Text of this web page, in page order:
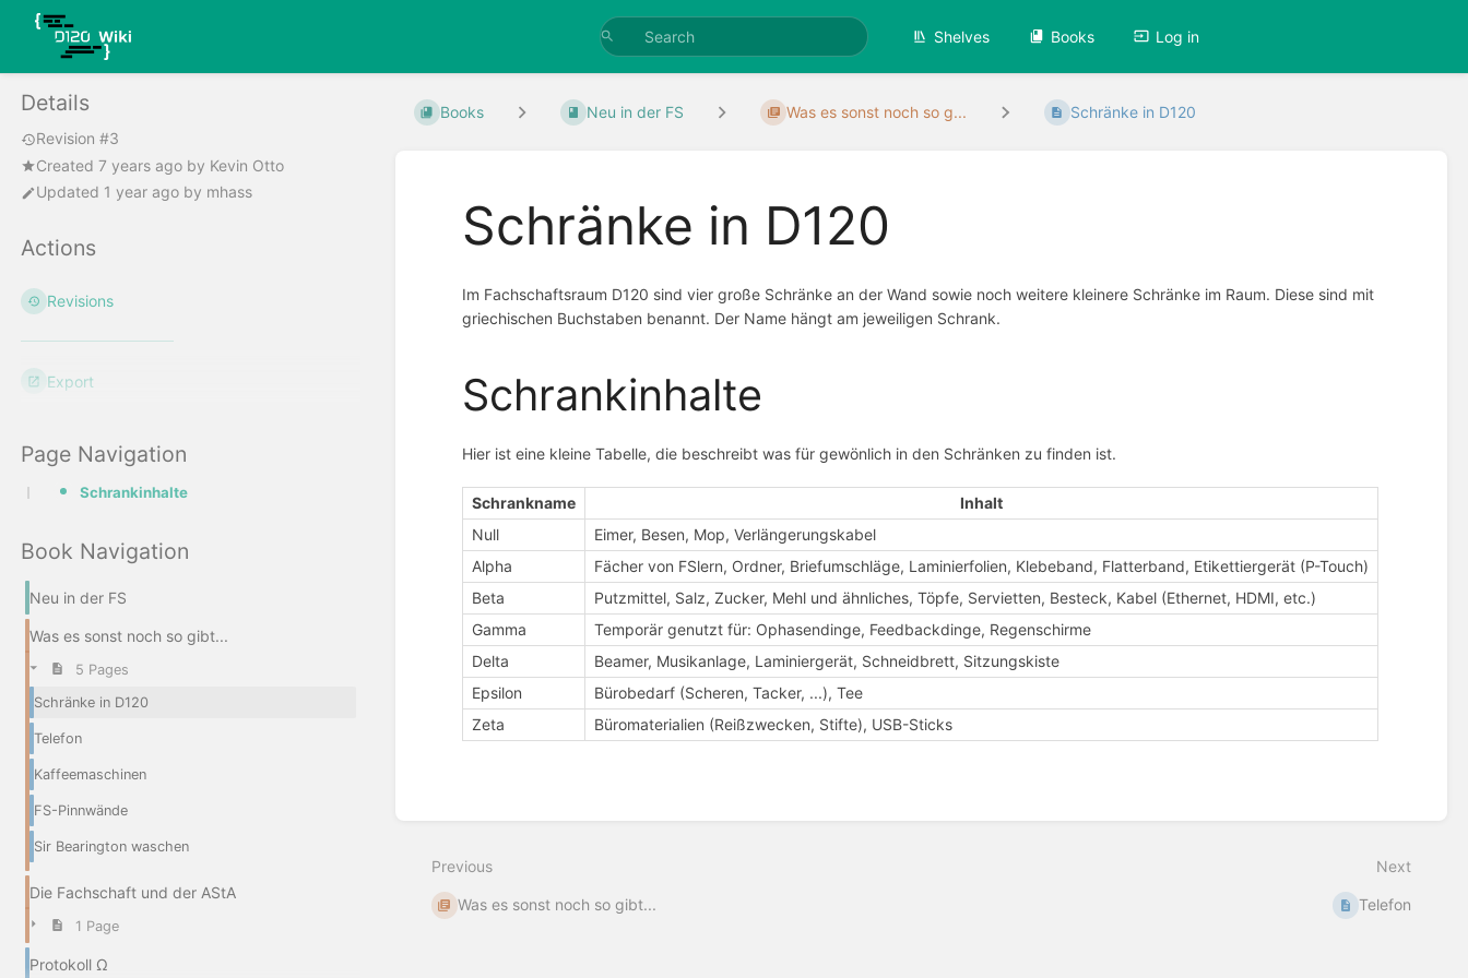
Shelves Books Log in
Details
Revision #3
Created 7 years ago by Kevin Otto
Updated 1 year ago by mhass
Actions
Revisions
Export
Page Navigation
Schrankinhalte
Book Navigation
Neu in der FS
Was es sonst noch so gibt...
5 Pages
Schränke in D120
Telefon
Kaffeemaschinen
FS-Pinnwände
Sir Bearington waschen
Die Fachschaft und der AStA
1 Page
Protokoll Ω
Books Neu in der FS Was es sonst noch so g... Schränke in D120
Schränke in D120
Im Fachschaftsraum D120 sind vier große Schränke an der Wand sowie noch weitere kleinere Schränke im Raum. Diese sind mit
griechischen Buchstaben benannt. Der Name hängt am jeweiligen Schrank.
Schrankinhalte
Hier ist eine kleine Tabelle, die beschreibt was für gewönlich in den Schränken zu finden ist.
Schrankname
Inhalt
Null
Eimer, Besen, Mop, Verlängerungskabel
Alpha
Fächer von FSlern, Ordner, Briefumschläge, Laminierfolien, Klebeband, Flatterband, Etikettiergerät (P-Touch)
Beta
Putzmittel, Salz, Zucker, Mehl und ähnliches, Töpfe, Servietten, Besteck, Kabel (Ethernet, HDMI, etc.)
Gamma
Temporär genutzt für: Ophasendinge, Feedbackdinge, Regenschirme
Delta
Beamer, Musikanlage, Laminiergerät, Schneidbrett, Sitzungskiste
Epsilon
Bürobedarf (Scheren, Tacker, ...), Tee
Zeta
Büromaterialien (Reißzwecken, Stifte), USB-Sticks
Previous
Was es sonst noch so gibt...
Next
Telefon